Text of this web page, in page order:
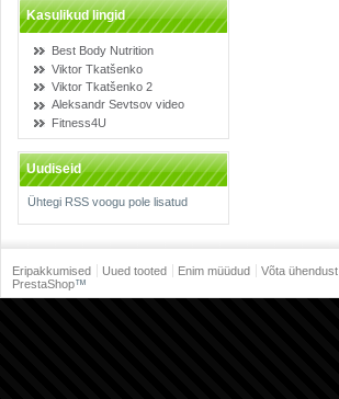
Kasulikud lingid
Best Body Nutrition
Viktor Tkatšenko
Viktor Tkatšenko 2
Aleksandr Sevtsov video
Fitness4U
Uudiseid
Ühtegi RSS voogu pole lisatud
Eripakkumised Uued tooted Enim müüdud Võta ühendust
PrestaShop™